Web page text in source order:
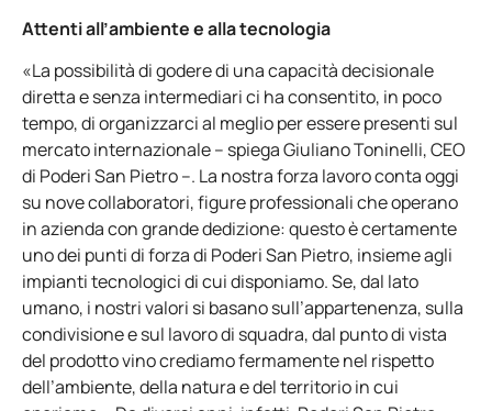
Attenti all’ambiente e alla tecnologia
«La possibilità di godere di una capacità decisionale
diretta e senza intermediari ci ha consentito, in poco
tempo, di organizzarci al meglio per essere presenti sul
mercato internazionale – spiega Giuliano Toninelli, CEO
di Poderi San Pietro –. La nostra forza lavoro conta oggi
su nove collaboratori, figure professionali che operano
in azienda con grande dedizione: questo è certamente
uno dei punti di forza di Poderi San Pietro, insieme agli
impianti tecnologici di cui disponiamo. Se, dal lato
umano, i nostri valori si basano sull’appartenenza, sulla
condivisione e sul lavoro di squadra, dal punto di vista
del prodotto vino crediamo fermamente nel rispetto
dell’ambiente, della natura e del territorio in cui